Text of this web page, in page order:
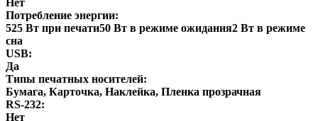
Потребление энергии:
525 Вт при печати50 Вт в режиме ожидания2 Вт в режиме
сна
USB:
Да
Типы печатных носителей:
Бумага, Карточка, Наклейка, Пленка прозрачная
RS-232:
Нет